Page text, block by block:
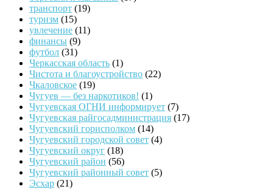
транспорт (19)
туризм (15)
увлечение (11)
финансы (9)
футбол (31)
Черкасская область (1)
Чистота и благоустройство (22)
Чкаловское (19)
Чугуев — без наркотиков! (1)
Чугуевская ОГНИ информирует (7)
Чугуевская райгосадминистрация (17)
Чугуевский горисполком (14)
Чугуевский городской совет (4)
Чугуевский округ (18)
Чугуевский район (56)
Чугуевский районный совет (5)
Эсхар (21)